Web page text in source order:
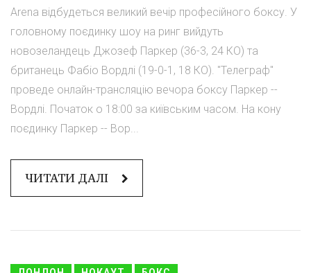
Arena відбудеться великий вечір професійного боксу. У
головному поєдинку шоу на ринг вийдуть
новозеландець Джозеф Паркер (36-3, 24 КО) та
британець Фабіо Вордлі (19-0-1, 18 КО). "Телеграф"
проведе онлайн-трансляцію вечора боксу Паркер --
Вордлі. Початок о 18:00 за київським часом. На кону
поєдинку Паркер -- Вор...
ЧИТАТИ ДАЛІ